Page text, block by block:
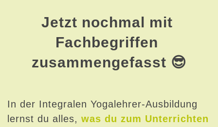
Jetzt nochmal mit
Fachbegriffen
zusammengefasst 😎
In der Integralen Yogalehrer-Ausbildung
lernst du alles, was du zum Unterrichten